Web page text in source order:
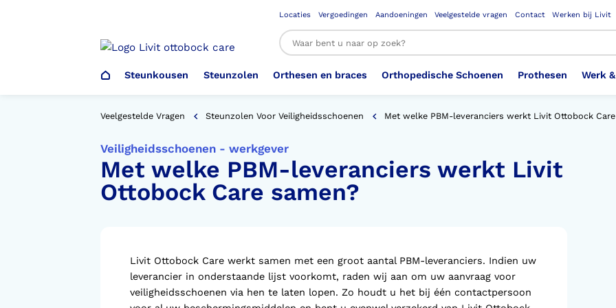
Locaties Vergoedingen Aandoeningen Veelgestelde vragen Contact Werken bij Livit
Steunkousen
Steunkousen (klasse 1)
Therapeutisch Elastische
Kousen (klasse 2)
Steunzolen
Steunzolen 3D geprinte steunzolen
Orthesen en braces
Arm Elleboog Been Knie
Romp Buik Rug
Orthopedische Schoenen
Schoenencatalogus Orthopedische Schoenen OSA
Orthopedische Voorziening aan
Confectieschoen (OVAC)
Verbandschoen
Prothesen
Armprothese Bovenbeenprothese
Onderbeenprothese
Werk
Veiligheidsschoenen –
Werkgever
Veiligheidsschoenen –
Werknemer
Veelgestelde Vragen Steunzolen Voor Veiligheidsschoenen Met welke PBM-leveranciers werkt Livit Ottobock
Veiligheidsschoenen - werkgever
Met welke PBM-leveranciers werkt Livit
Ottobock Care samen?
Livit Ottobock Care werkt samen met een groot aantal PBM-leveranciers. Indien uw
leverancier in onderstaande lijst voorkomt, raden wij aan om uw aanvraag voor
veiligheidsschoenen via hen te laten lopen. Zo houdt u het bij één contactpersoon